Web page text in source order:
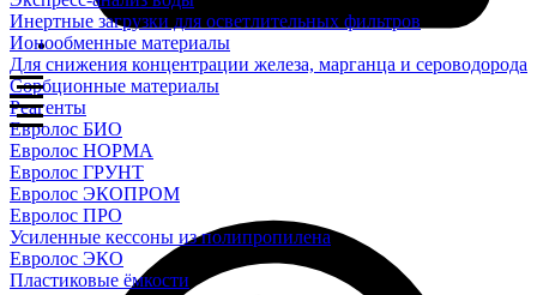
Инертные загрузки для осветлительных фильтров
Ионообменные материалы
Для снижения концентрации железа, марганца и сероводорода
Сорбционные материалы
Реагенты
Евролос БИО
Евролос НОРМА
Евролос ГРУНТ
Евролос ЭКОПРОМ
Евролос ПРО
Усиленные кессоны из полипропилена
Евролос ЭКО
Пластиковые ёмкости